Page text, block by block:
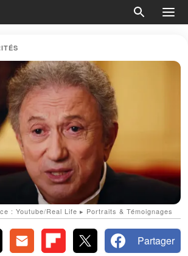
: Youtube/Real Life ▸ Portraits & Témoignages
Partager